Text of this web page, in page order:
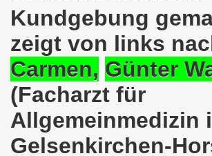
Kundgebung
zeigt von links
Carmen, Günter
(Facharzt für
Allgemeinmedizin
Gelsenkirchen-
zeigt am 05.02.2024
08.01.2024 der Diskriminierung
gestorben - Nachruf der
Bewegung: Protest gegen
gegen Kundgebung und